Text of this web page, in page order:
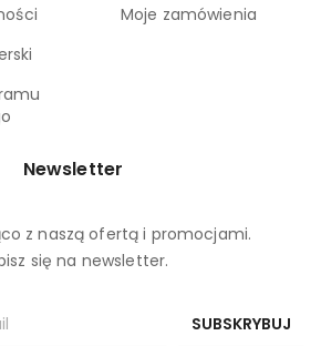
Moje zamówienia
Newsletter
z naszą ofertą i promocjami.
się na newsletter.
SUBSKRYBUJ